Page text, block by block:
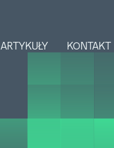
ARTYKUŁY KONTAKT